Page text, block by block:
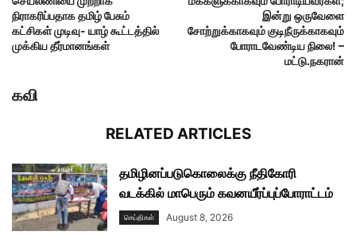
நிராகரிப்பதாக தமிழ் பேசும்
கட்சிகள் முடிவு- யாழ் கூட்டத்தில்
முக்கிய தீர்மானங்கள்
இன்று ஒருவேளை
சோற்றுக்காகவும் குடிநீருக்காகவும்
போராடவேண்டிய நிலை! –
மட்டு.நகரான்
கவி
RELATED ARTICLES
தமிழினப்படுகொலைக்கு நீதிகோரி
வடக்கில் மாபெரும் கவனயீர்ப்புப்போராட்டம்
செய்திகள் August 8, 2026